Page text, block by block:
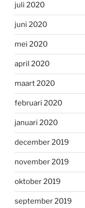
juli 2020
juni 2020
mei 2020
april 2020
maart 2020
februari 2020
januari 2020
december 2019
november 2019
oktober 2019
september 2019